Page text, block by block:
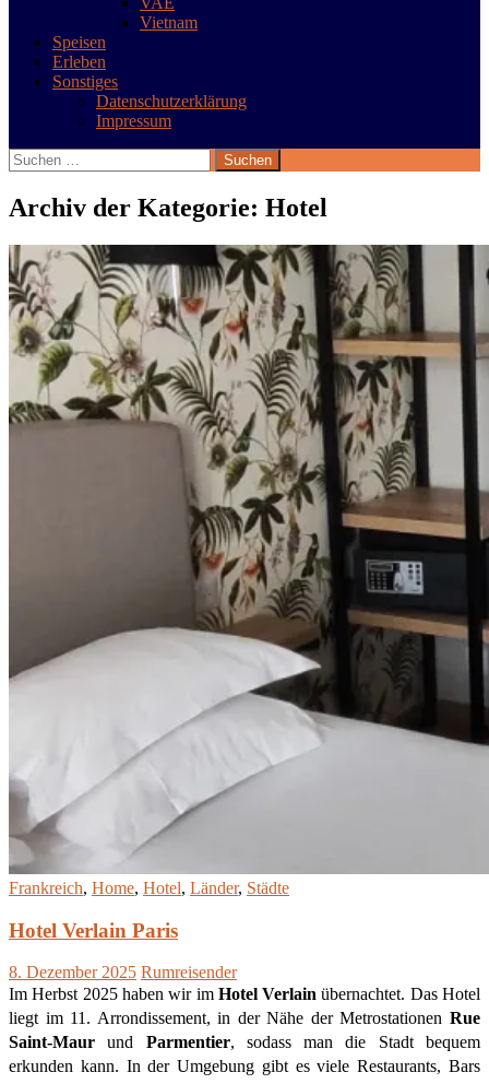
Vietnam
Speisen
Erleben
Sonstiges
Datenschutzerklärung
Impressum
Suchen
nach:
Archiv der Kategorie: Hotel
Frankreich, Home, Hotel, Länder, Städte
Hotel Verlain Paris
8. Dezember 2025 Rumreisender
Im Herbst 2025 haben wir im Hotel Verlain übernachtet. Das Hotel
liegt im 11. Arrondissement, in der Nähe der Metrostationen Rue
Saint-Maur und Parmentier, sodass man die Stadt bequem
erkunden kann. In der Umgebung gibt es viele Restaurants, Bars